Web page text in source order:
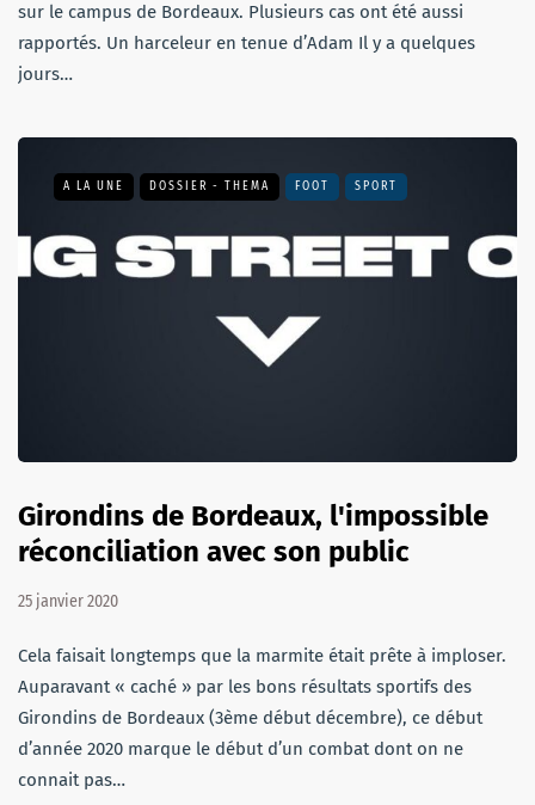
sur le campus de Bordeaux. Plusieurs cas ont été aussi
rapportés. Un harceleur en tenue d’Adam Il y a quelques
jours…
A LA UNE DOSSIER - THEMA FOOT SPORT
Girondins de Bordeaux, l'impossible
réconciliation avec son public
25 janvier 2020
Cela faisait longtemps que la marmite était prête à imploser.
Auparavant « caché » par les bons résultats sportifs des
Girondins de Bordeaux (3ème début décembre), ce début
d’année 2020 marque le début d’un combat dont on ne
connait pas…